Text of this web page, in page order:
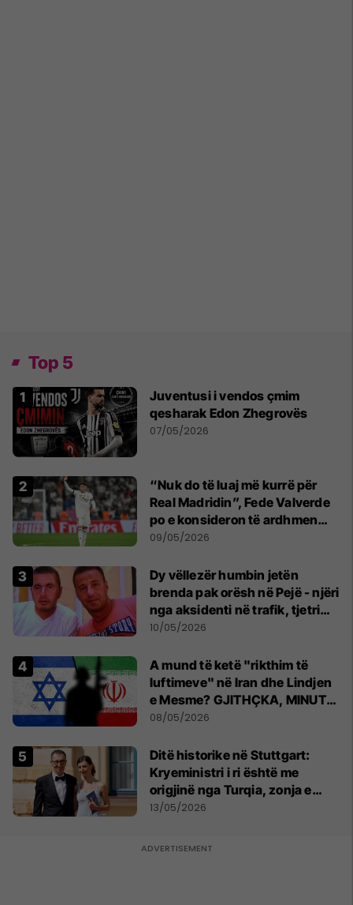
Top 5
Juventusi i vendos çmim
qesharak Edon Zhegrovës
07/05/2026
“Nuk do të luaj më kurrë për
Real Madridin”, Fede Valverde
po e konsideron të ardhmen
pas sherrit me Tchouamenin
09/05/2026
Dy vëllezër humbin jetën
brenda pak orësh në Pejë - njëri
nga aksidenti në trafik, tjetri
nga sëmundja
10/05/2026
A mund të ketë "rikthim të
luftimeve" në Iran dhe Lindjen
e Mesme? GJITHÇKA, MINUTË
PAS MINUTE
08/05/2026
Ditë historike në Stuttgart:
Kryeministri i ri është me
origjinë nga Turqia, zonja e
parë një shqiptare nga
13/05/2026